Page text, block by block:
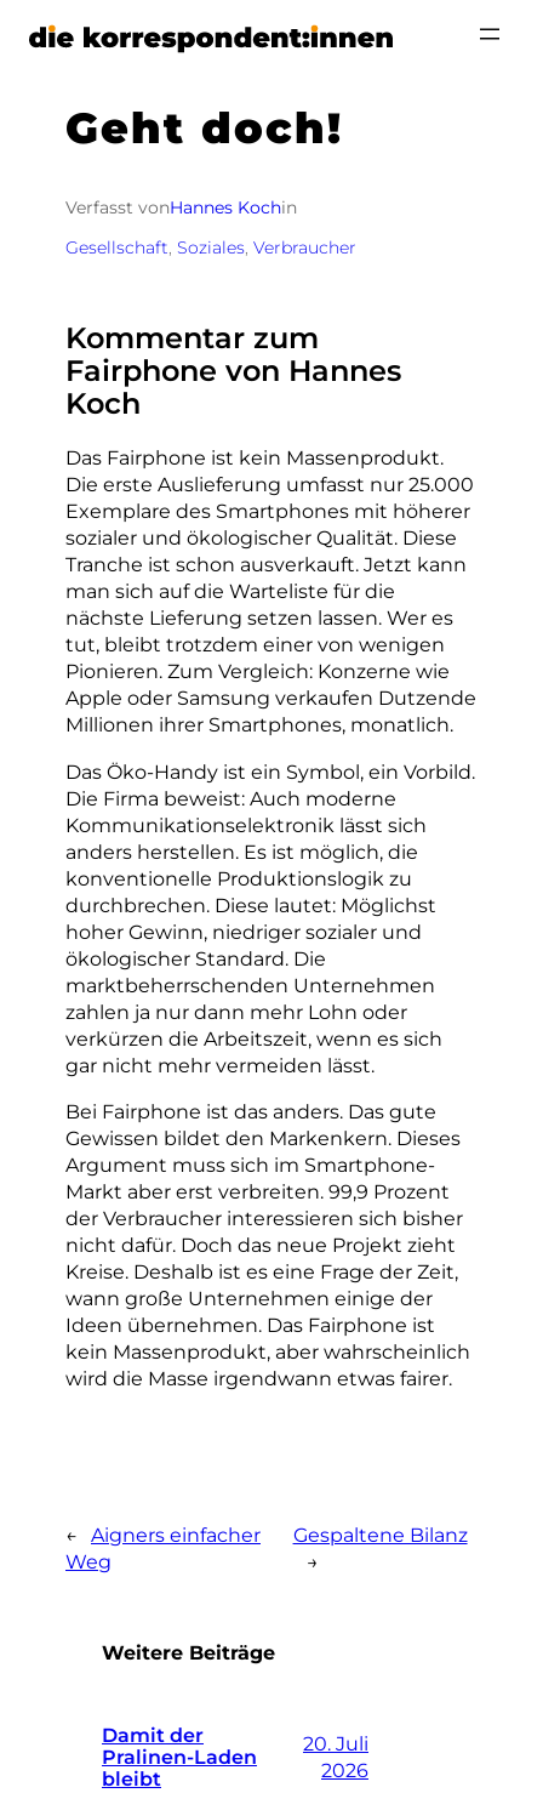
Zum
Geht doch!
Verfasst vonHannes Kochin
Gesellschaft, Soziales, Verbraucher
Kommentar zum
Fairphone von Hannes
Koch
Das Fairphone ist kein Massenprodukt.
Die erste Auslieferung umfasst nur 25.000
Exemplare des Smartphones mit höherer
sozialer und ökologischer Qualität. Diese
Tranche ist schon ausverkauft. Jetzt kann
man sich auf die Warteliste für die
nächste Lieferung setzen lassen. Wer es
tut, bleibt trotzdem einer von wenigen
Pionieren. Zum Vergleich: Konzerne wie
Apple oder Samsung verkaufen Dutzende
Millionen ihrer Smartphones, monatlich.
Das Öko-Handy ist ein Symbol, ein Vorbild.
Die Firma beweist: Auch moderne
Kommunikationselektronik lässt sich
anders herstellen. Es ist möglich, die
konventionelle Produktionslogik zu
durchbrechen. Diese lautet: Möglichst
hoher Gewinn, niedriger sozialer und
ökologischer Standard. Die
marktbeherrschenden Unternehmen
zahlen ja nur dann mehr Lohn oder
verkürzen die Arbeitszeit, wenn es sich
gar nicht mehr vermeiden lässt.
Bei Fairphone ist das anders. Das gute
Gewissen bildet den Markenkern. Dieses
Argument muss sich im Smartphone-
Markt aber erst verbreiten. 99,9 Prozent
der Verbraucher interessieren sich bisher
nicht dafür. Doch das neue Projekt zieht
Kreise. Deshalb ist es eine Frage der Zeit,
wann große Unternehmen einige der
Ideen übernehmen. Das Fairphone ist
kein Massenprodukt, aber wahrscheinlich
wird die Masse irgendwann etwas fairer.
← Aigners einfacher
Weg
Gespaltene Bilanz
→
Weitere Beiträge
Damit der
Pralinen-Laden
bleibt
20. Juli
2026